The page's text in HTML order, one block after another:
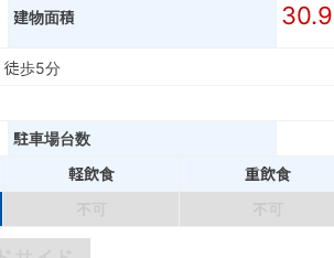
建物面積
徒歩5分
駐車場台数
軽飲食 重飲食